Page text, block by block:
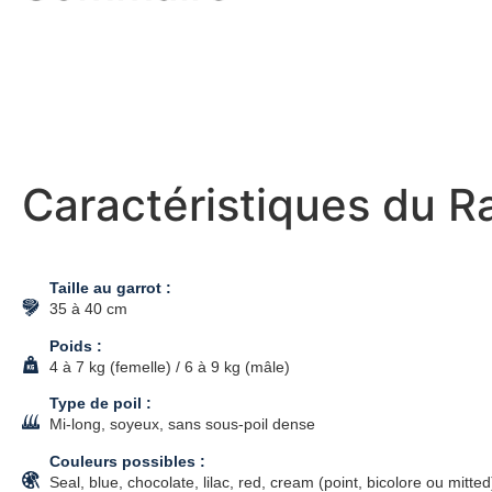
Caractéristiques du
Taille au garrot :
35 à 40 cm
Poids :
4 à 7 kg (femelle) / 6 à 9 kg (mâle)
Type de poil :
Mi-long, soyeux, sans sous-poil dense
Couleurs possibles :
Seal, blue, chocolate, lilac, red, cream (point, bicolore ou